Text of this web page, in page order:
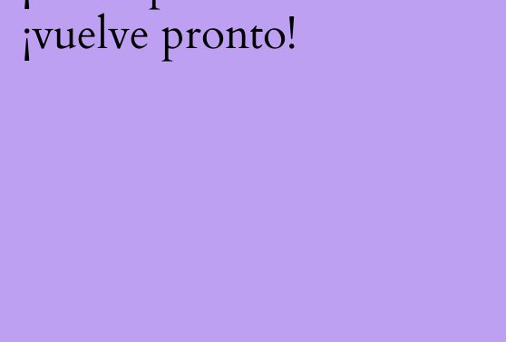
¡vuelve pronto!